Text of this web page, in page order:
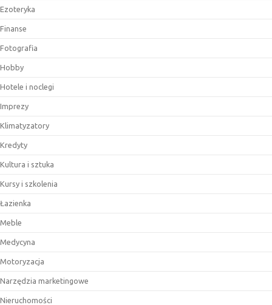
Ezoteryka
Finanse
Fotografia
Hobby
Hotele i noclegi
Imprezy
Klimatyzatory
Kredyty
Kultura i sztuka
Kursy i szkolenia
Łazienka
Meble
Medycyna
Motoryzacja
Narzędzia marketingowe
Nieruchomości